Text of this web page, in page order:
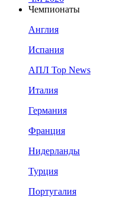
Чемпионаты
Англия
Испания
АПЛ Top News
Италия
Германия
Франция
Нидерланды
Турция
Португалия